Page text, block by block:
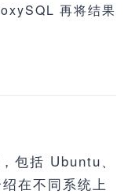
再将结果
包括 Ubuntu、
在不同系统上